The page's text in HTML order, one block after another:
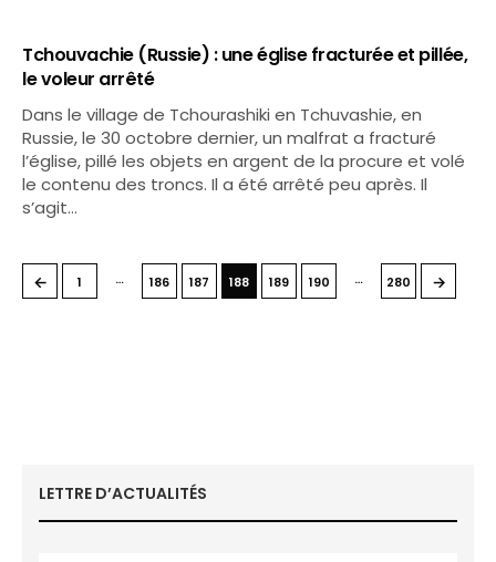
Tchouvachie (Russie) : une église fracturée et pillée,
le voleur arrêté
Dans le village de Tchourashiki en Tchuvashie, en
Russie, le 30 octobre dernier, un malfrat a fracturé
l’église, pillé les objets en argent de la procure et volé
le contenu des troncs. Il a été arrêté peu après. Il
s’agit…
← 1 … 186 187 188 189 190 … 280 →
LETTRE D’ACTUALITÉS